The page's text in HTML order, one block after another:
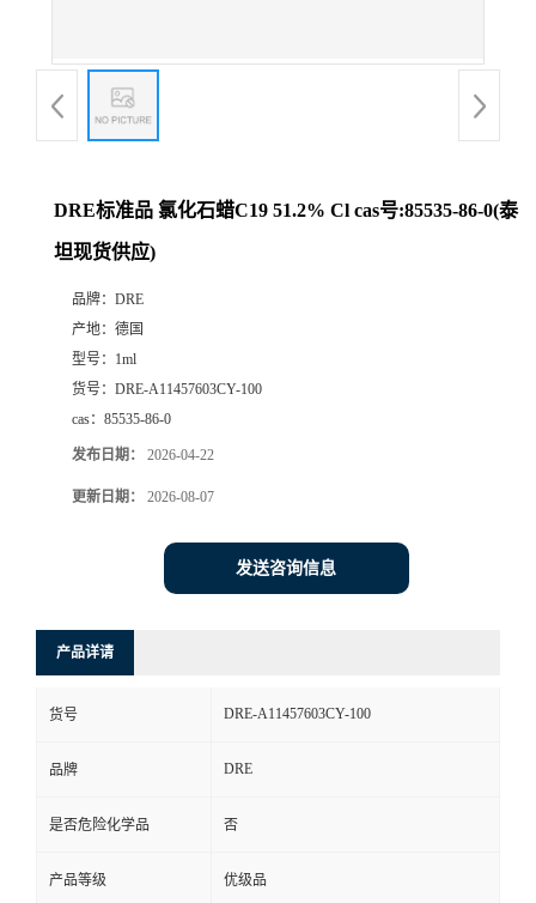
DRE标准品 氯化石蜡C19 51.2% Cl cas号:85535-86-0(泰
坦现货供应)
品牌： DRE
产地： 德国
型号： 1ml
货号： DRE-A11457603CY-100
cas： 85535-86-0
发布日期： 2026-04-22
更新日期： 2026-08-07
发送咨询信息
产品详请
货号 DRE-A11457603CY-100
品牌 DRE
是否危险化学品 否
产品等级 优级品